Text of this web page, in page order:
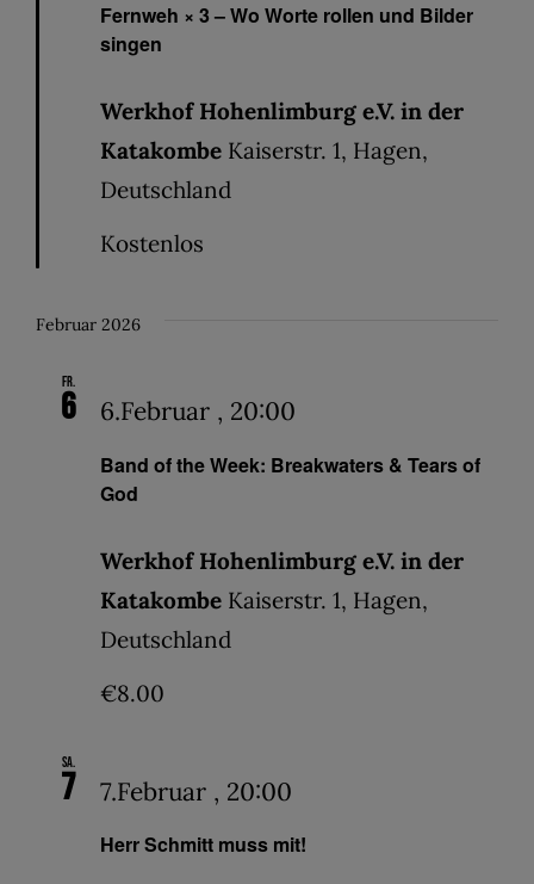
Fernweh × 3 – Wo Worte rollen und Bilder
singen
Werkhof Hohenlimburg e.V. in der
Katakombe Kaiserstr. 1, Hagen,
Deutschland
Kostenlos
Februar 2026
Fr.
6
Band of the Week: Breakwaters & Tears of
God
6.Februar , 20:00
Werkhof Hohenlimburg e.V. in der
Katakombe Kaiserstr. 1, Hagen,
Deutschland
€8.00
Sa.
7
Herr Schmitt muss mit!
7.Februar , 20:00